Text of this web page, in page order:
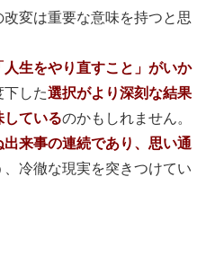
変は重要な意味を持つと思
生をやり直すこと」がいか
下した選択がより深刻な結果
しているのかもしれません。
出来事の連続であり、思い通
、冷徹な現実を突きつけてい